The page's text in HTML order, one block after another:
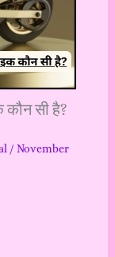
कौन सी है?
/ November